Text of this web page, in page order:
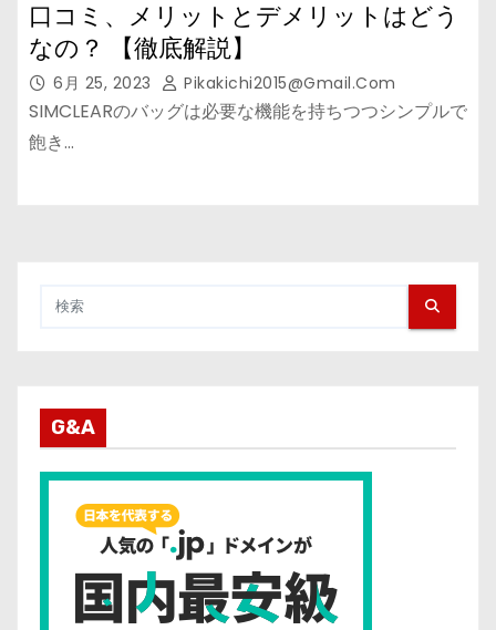
口コミ、メリットとデメリットはどう
なの？ 【徹底解説】
6月 25, 2023 Pikakichi2015@gmail.com
SIMCLEARのバッグは必要な機能を持ちつつシンプルで
飽き…
G&A